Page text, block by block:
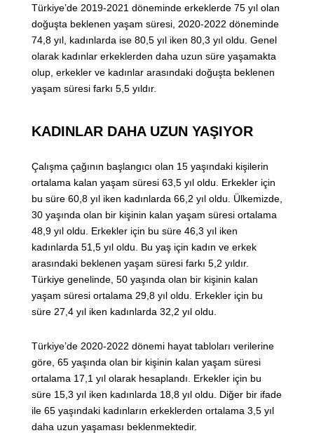
Türkiye’de 2019-2021 döneminde erkeklerde 75 yıl olan
doğuşta beklenen yaşam süresi, 2020-2022 döneminde
74,8 yıl, kadınlarda ise 80,5 yıl iken 80,3 yıl oldu. Genel
olarak kadınlar erkeklerden daha uzun süre yaşamakta
olup, erkekler ve kadınlar arasındaki doğuşta beklenen
yaşam süresi farkı 5,5 yıldır.
KADINLAR DAHA UZUN YAŞIYOR
Çalışma çağının başlangıcı olan 15 yaşındaki kişilerin
ortalama kalan yaşam süresi 63,5 yıl oldu. Erkekler için
bu süre 60,8 yıl iken kadınlarda 66,2 yıl oldu. Ülkemizde,
30 yaşında olan bir kişinin kalan yaşam süresi ortalama
48,9 yıl oldu. Erkekler için bu süre 46,3 yıl iken
kadınlarda 51,5 yıl oldu. Bu yaş için kadın ve erkek
arasındaki beklenen yaşam süresi farkı 5,2 yıldır.
Türkiye genelinde, 50 yaşında olan bir kişinin kalan
yaşam süresi ortalama 29,8 yıl oldu. Erkekler için bu
süre 27,4 yıl iken kadınlarda 32,2 yıl oldu.
Türkiye’de 2020-2022 dönemi hayat tabloları verilerine
göre, 65 yaşında olan bir kişinin kalan yaşam süresi
ortalama 17,1 yıl olarak hesaplandı. Erkekler için bu
süre 15,3 yıl iken kadınlarda 18,8 yıl oldu. Diğer bir ifade
ile 65 yaşındaki kadınların erkeklerden ortalama 3,5 yıl
daha uzun yaşaması beklenmektedir.